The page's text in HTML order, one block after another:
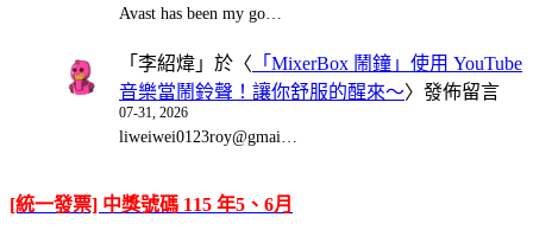
Avast has been my go…
「 李紹煒 」於〈 「MixerBox 鬧鐘」使用 YouTube
音樂當鬧鈴聲！讓你舒服的醒來～〉發佈留言
07-31, 2026
liweiwei0123roy@gmai…
[統一發票] 中獎號碼 115 年5、6月